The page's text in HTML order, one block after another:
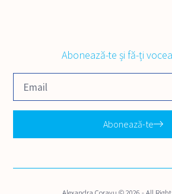
Abonează-te și fă-ți
Abonează-te